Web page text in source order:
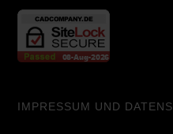
IMPRESSUM UND